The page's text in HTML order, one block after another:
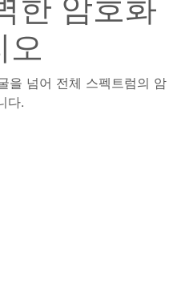
한 암호화
오
을 넘어 전체 스펙트럼의 암
다.